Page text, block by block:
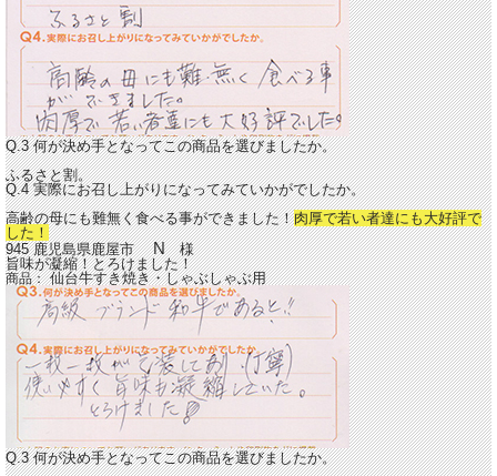
Q.3 何が決め手となってこの商品を選びましたか。
ふるさと割。
Q.4 実際にお召し上がりになってみていかがでしたか。
高齢の母にも難無く食べる事ができました！肉厚で若い者達にも大好評で
した！
945 鹿児島県鹿屋市N様
旨味が凝縮！とろけました！
商品：仙台牛すき焼き・しゃぶしゃぶ用
Q.3 何が決め手となってこの商品を選びましたか。